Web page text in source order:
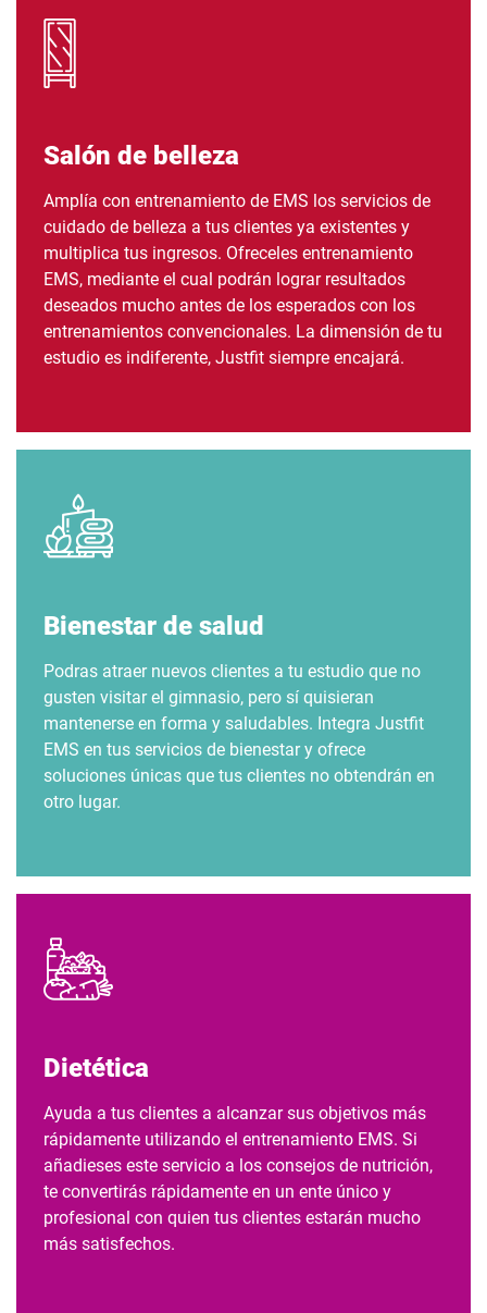
Salón de belleza
Amplía con entrenamiento de EMS los servicios de
cuidado de belleza a tus clientes ya existentes y
multiplica tus ingresos. Ofreceles entrenamiento
EMS, mediante el cual podrán lograr resultados
deseados mucho antes de los esperados con los
entrenamientos convencionales. La dimensión de tu
estudio es indiferente, Justfit siempre encajará.
Bienestar de salud
Podras atraer nuevos clientes a tu estudio que no
gusten visitar el gimnasio, pero sí quisieran
mantenerse en forma y saludables. Integra Justfit
EMS en tus servicios de bienestar y ofrece
soluciones únicas que tus clientes no obtendrán en
otro lugar.
Dietética
Ayuda a tus clientes a alcanzar sus objetivos más
rápidamente utilizando el entrenamiento EMS. Si
añadieses este servicio a los consejos de nutrición,
te convertirás rápidamente en un ente único y
profesional con quien tus clientes estarán mucho
más satisfechos.